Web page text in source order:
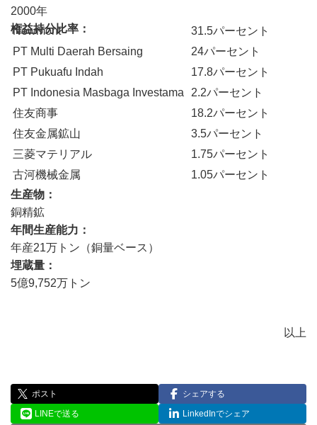
2000年
権益持分比率
Newmont
31.5パーセント
PT Multi Daerah Bersaing
24パーセント
PT Pukuafu Indah
17.8パーセント
PT Indonesia Masbaga Investama
2.2パーセント
住友商事
18.2パーセント
住友金属鉱山
3.5パーセント
三菱マテリアル
1.75パーセント
古河機械金属
1.05パーセント
生産物
銅精鉱
年間生産能力
年産21万トン（銅量ベース）
埋蔵量
5億9,752万トン
以上
ポスト
シェアする
LINEで送る
LinkedInでシェア